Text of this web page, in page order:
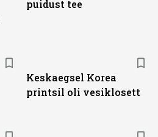
puidust tee
Keskaegsel Korea
printsil oli vesiklosett